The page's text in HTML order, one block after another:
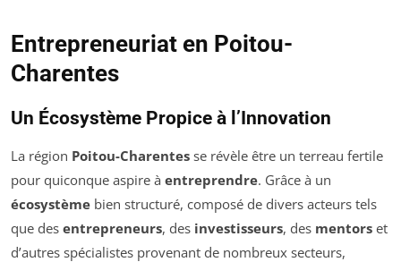
Entrepreneuriat en Poitou-
Charentes
Un Écosystème Propice à l’Innovation
La région Poitou-Charentes se révèle être un terreau fertile
pour quiconque aspire à entreprendre. Grâce à un
écosystème bien structuré, composé de divers acteurs tels
que des entrepreneurs, des investisseurs, des mentors et
d’autres spécialistes provenant de nombreux secteurs,